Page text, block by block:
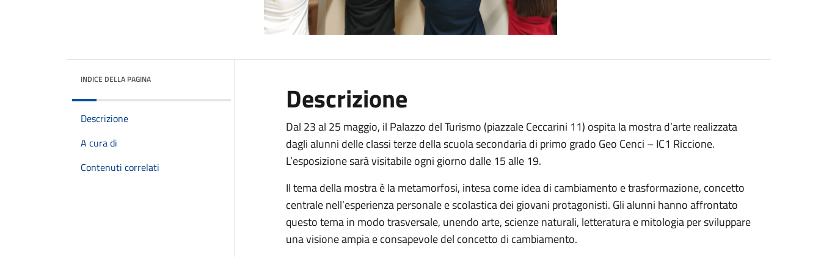
INDICE DELLA PAGINA
Descrizione
A cura di
Contenuti correlati
Descrizione
Dal 23 al 25 maggio, il Palazzo del Turismo (piazzale Ceccarini 11) ospita la mostra d’arte realizzata
dagli alunni delle classi terze della scuola secondaria di primo grado Geo Cenci – IC1 Riccione.
L’esposizione sarà visitabile ogni giorno dalle 15 alle 19.
Il tema della mostra è la metamorfosi, intesa come idea di cambiamento e trasformazione, concetto
centrale nell’esperienza personale e scolastica dei giovani protagonisti. Gli alunni hanno affrontato
questo tema in modo trasversale, unendo arte, scienze naturali, letteratura e mitologia per sviluppare
una visione ampia e consapevole del concetto di cambiamento.